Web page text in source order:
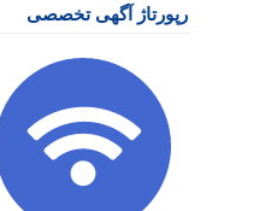
رپورتاژ آگهی تخصصی